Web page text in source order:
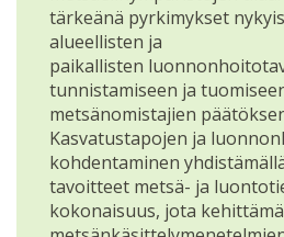
tärkeänä pyrkimykset
alueellisten ja
paikallisten
tunnistamiseen ja
metsänomistajien
Kasvatustapojen ja
kohdentaminen
tavoitteet metsä- ja
kokonaisuus, jota